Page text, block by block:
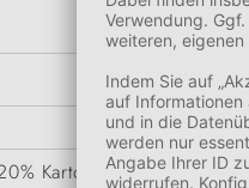
Kartoffeln.